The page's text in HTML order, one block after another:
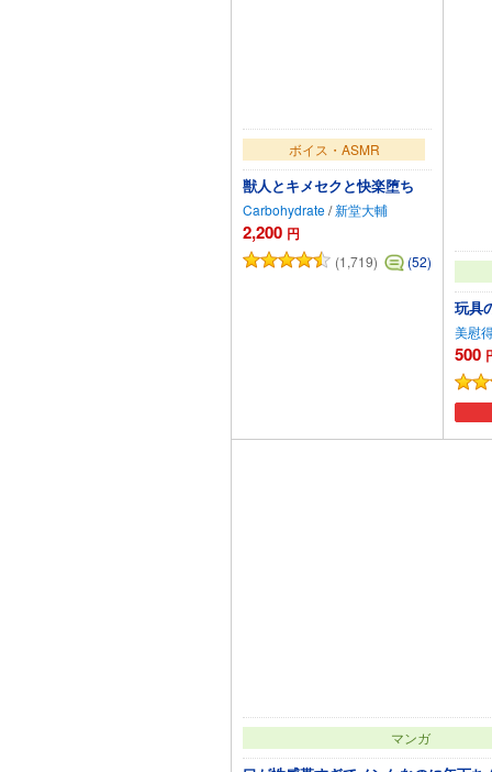
ボイス・ASMR
獣人とキメセクと快楽堕ち
Carbohydrate/新堂大輔
2,200 円
(1,719) (52)
玩具
美慰
500
マンガ